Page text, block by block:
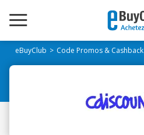
eBuyClub Code Promos & Cashback